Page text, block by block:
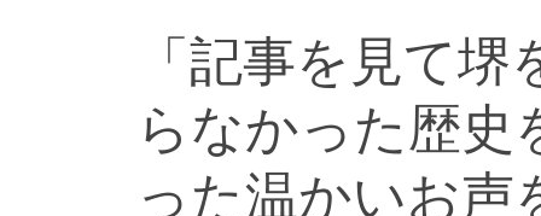
「記事を見て
らなかった歴史
った温かいお声